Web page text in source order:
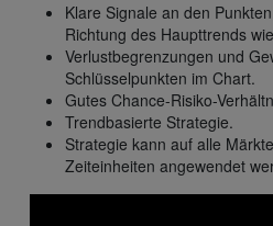
Klare Signale an den
Richtung des Haupttrends
Verlustbegrenzungen und
Schlüsselpunkten im Chart.
Gutes Chance-Risiko-
Trendbasierte Strategie.
Strategie kann auf alle
Zeiteinheiten angewendet